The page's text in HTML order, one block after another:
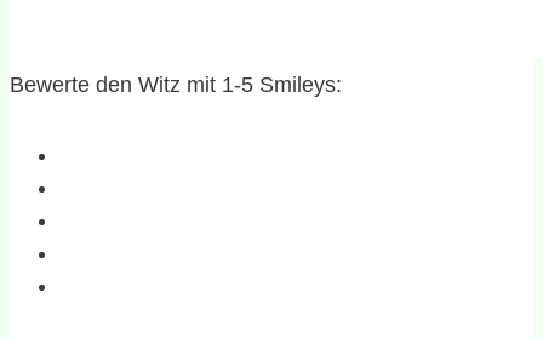
Bewerte den Witz mit 1-5 Smileys: